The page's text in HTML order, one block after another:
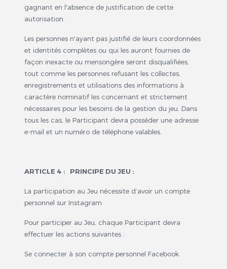
gagnant en l'absence de justification de cette
autorisation.
Les personnes n'ayant pas justifié de leurs coordonnées
et identités complètes ou qui les auront fournies de
façon inexacte ou mensongère seront disqualifiées,
tout comme les personnes refusant les collectes,
enregistrements et utilisations des informations à
caractère nominatif les concernant et strictement
nécessaires pour les besoins de la gestion du jeu. Dans
tous les cas, le Participant devra posséder une adresse
e-mail et un numéro de téléphone valables.
ARTICLE 4 : PRINCIPE DU JEU :
La participation au Jeu nécessite d’avoir un compte
personnel sur Instagram
Pour participer au Jeu, chaque Participant devra
effectuer les actions suivantes :
Se connecter à son compte personnel Facebook.